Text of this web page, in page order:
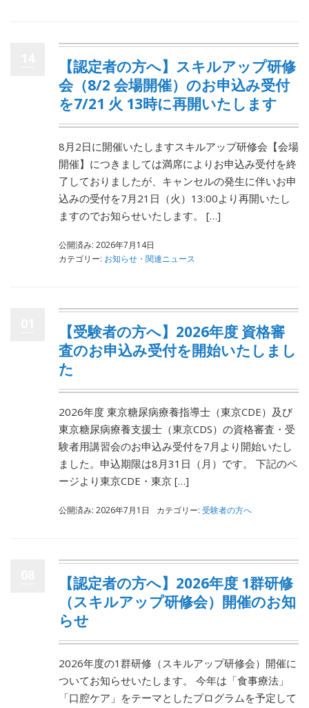
【認定者の方へ】スキルアップ研修
会（8/2 会場開催）のお申込み受付
を7/21 火 13時に再開いたします
8月2日に開催いたしますスキルアップ研修会【会場
開催】につきましては満席によりお申込み受付を終
了しておりましたが、キャンセルの発生に伴いお申
込みの受付を7月21日（火）13:00より再開いたし
ますのでお知らせいたします。 […]
公開済み: 2026年7月14日
カテゴリー: お知らせ・関連ニュース
【受験者の方へ】2026年度 資格審
査のお申込み受付を開始いたしまし
た
2026年度 東京糖尿病療養指導士（東京CDE）及び
東京糖尿病療養支援士（東京CDS）の資格審査・受
験者用講習会のお申込み受付を7月より開始いたし
ました。申込期限は8月31日（月）です。 下記のペ
ージより東京CDE・東京 […]
公開済み: 2026年7月1日 カテゴリー: 受験者の方へ
【認定者の方へ】2026年度 1群研修
（スキルアップ研修会）開催のお知
らせ
2026年度の1群研修（スキルアップ研修会）開催に
ついてお知らせいたします。 今年は「食事療法」
「口腔ケア」をテーマとしたプログラムを予定して